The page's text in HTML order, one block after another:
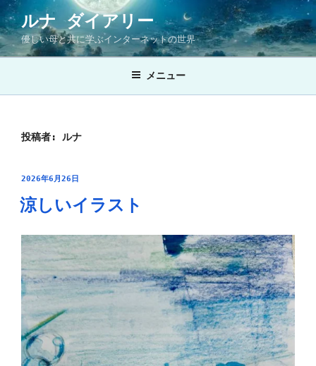
コ
ン
テ
ン
へ
ルナ ダイアリー
優しい母と共に学ぶインターネットの世界
メニュー
投稿者: ルナ
投
日:
2026年6月26日
涼しいイラスト